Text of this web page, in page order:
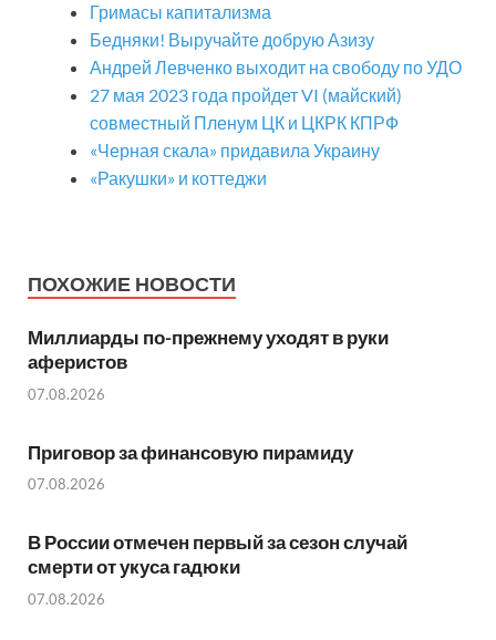
Гримасы капитализма
Бедняки! Выручайте добрую Азизу
Андрей Левченко выходит на свободу по УДО
27 мая 2023 года пройдет VI (майский)
совместный Пленум ЦК и ЦКРК КПРФ
«Черная скала» придавила Украину
«Ракушки» и коттеджи
ПОХОЖИЕ НОВОСТИ
Миллиарды по-прежнему уходят в руки
аферистов
07.08.2026
Приговор за финансовую пирамиду
07.08.2026
В России отмечен первый за сезон случай
смерти от укуса гадюки
07.08.2026